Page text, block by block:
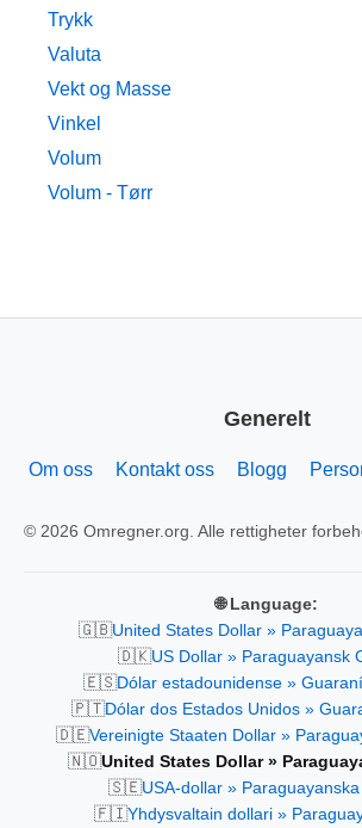
Trykk
Valuta
Vekt og Masse
Vinkel
Volum
Volum - Tørr
Generelt
Om oss Kontakt oss Blogg
© 2026 Omregner.org. Alle rettigheter
🌐 Language:
🇬🇧United States Dollar »
🇩🇰US Dollar » Paraguayansk
🇪🇸Dólar estadounidense »
🇵🇹Dólar dos Estados Unidos »
🇩🇪Vereinigte Staaten Dollar »
🇳🇴United States Dollar »
🇸🇪USA-dollar »
🇫🇮Yhdysvaltain dollari »